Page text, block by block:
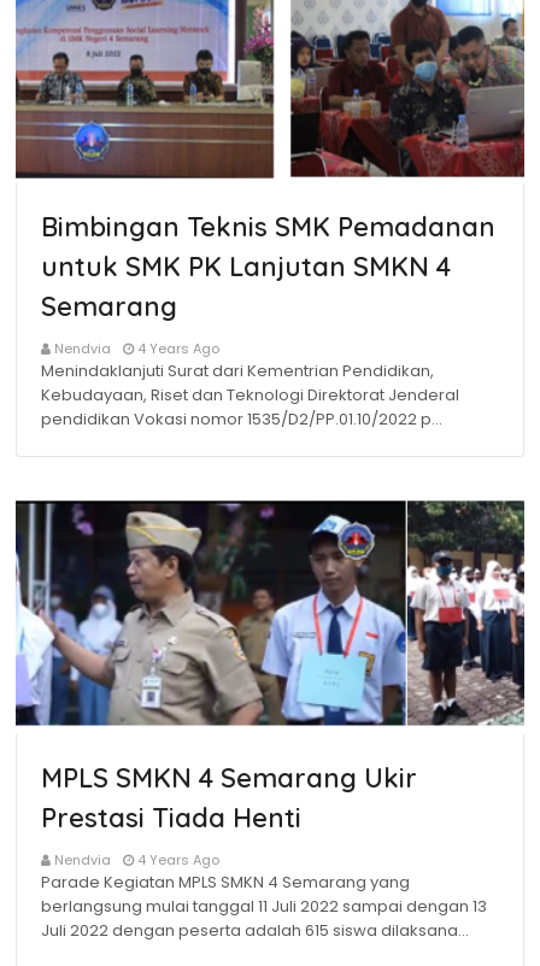
Bimbingan Teknis SMK Pemadanan
untuk SMK PK Lanjutan SMKN 4
Semarang
Nendvia 4 Years Ago
Menindaklanjuti Surat dari Kementrian Pendidikan,
Kebudayaan, Riset dan Teknologi Direktorat Jenderal
pendidikan Vokasi nomor 1535/D2/PP.01.10/2022 p…
MPLS SMKN 4 Semarang Ukir
Prestasi Tiada Henti
Nendvia 4 Years Ago
Parade Kegiatan MPLS SMKN 4 Semarang yang
berlangsung mulai tanggal 11 Juli 2022 sampai dengan 13
Juli 2022 dengan peserta adalah 615 siswa dilaksana…